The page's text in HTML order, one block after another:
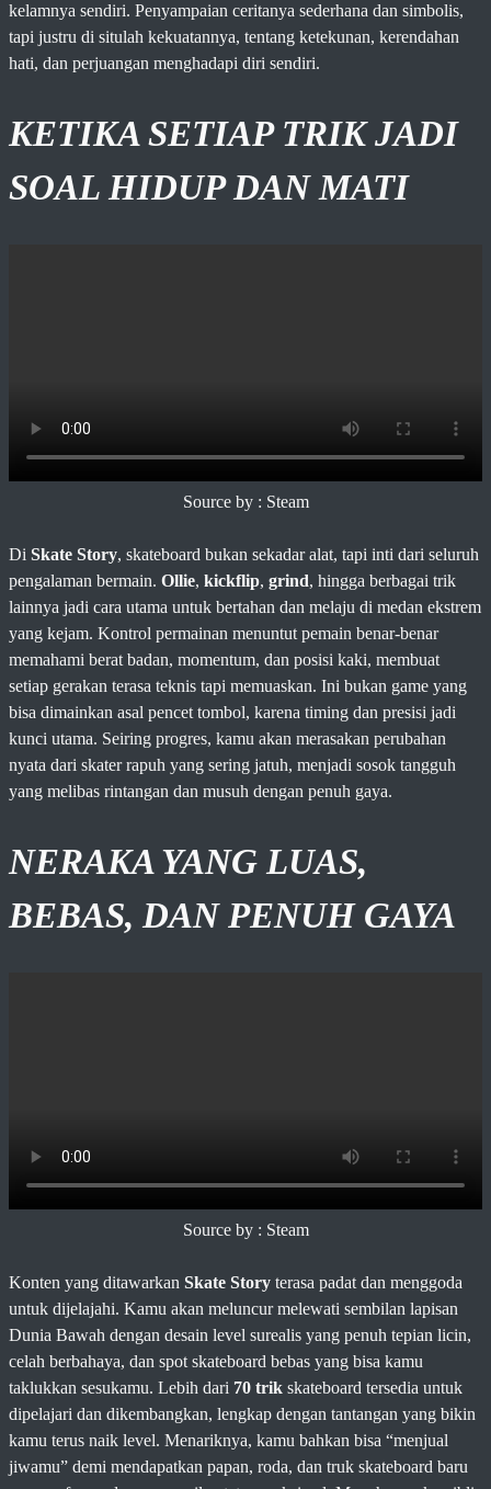
kelamnya sendiri. Penyampaian ceritanya sederhana dan simbolis,
tapi justru di situlah kekuatannya, tentang ketekunan, kerendahan
hati, dan perjuangan menghadapi diri sendiri.
KETIKA SETIAP TRIK JADI
SOAL HIDUP DAN MATI
Source by : Steam
Di Skate Story, skateboard bukan sekadar alat, tapi inti dari seluruh
pengalaman bermain. Ollie, kickflip, grind, hingga berbagai trik
lainnya jadi cara utama untuk bertahan dan melaju di medan ekstrem
yang kejam. Kontrol permainan menuntut pemain benar-benar
memahami berat badan, momentum, dan posisi kaki, membuat
setiap gerakan terasa teknis tapi memuaskan. Ini bukan game yang
bisa dimainkan asal pencet tombol, karena timing dan presisi jadi
kunci utama. Seiring progres, kamu akan merasakan perubahan
nyata dari skater rapuh yang sering jatuh, menjadi sosok tangguh
yang melibas rintangan dan musuh dengan penuh gaya.
NERAKA YANG LUAS,
BEBAS, DAN PENUH GAYA
Source by : Steam
Konten yang ditawarkan Skate Story terasa padat dan menggoda
untuk dijelajahi. Kamu akan meluncur melewati sembilan lapisan
Dunia Bawah dengan desain level surealis yang penuh tepian licin,
celah berbahaya, dan spot skateboard bebas yang bisa kamu
taklukkan sesukamu. Lebih dari 70 trik skateboard tersedia untuk
dipelajari dan dikembangkan, lengkap dengan tantangan yang bikin
kamu terus naik level. Menariknya, kamu bahkan bisa “menjual
jiwamu” demi mendapatkan papan, roda, dan truk skateboard baru